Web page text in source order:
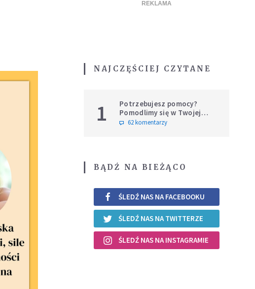
NAJCZĘŚCIEJ CZYTANE
1
Potrzebujesz pomocy?
Pomodlimy się w Twojej
intencji
62 komentarzy
BĄDŹ NA BIEŻĄCO
ŚLEDŹ NAS NA FACEBOOKU
ŚLEDŹ NAS NA TWITTERZE
ŚLEDŹ NAS NA INSTAGRAMIE